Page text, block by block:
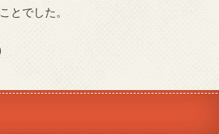
とでした。